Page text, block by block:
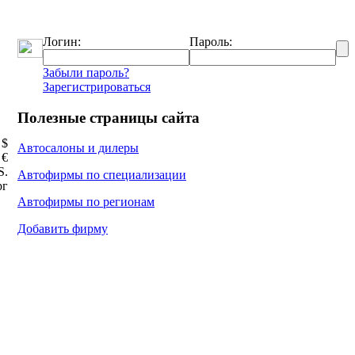
Логин: Пароль:
Забыли пароль?
Зарегистрироваться
Полезные страницы сайта
Автосалоны и дилеры
Автофирмы по специализации
Автофирмы по регионам
Добавить фирму